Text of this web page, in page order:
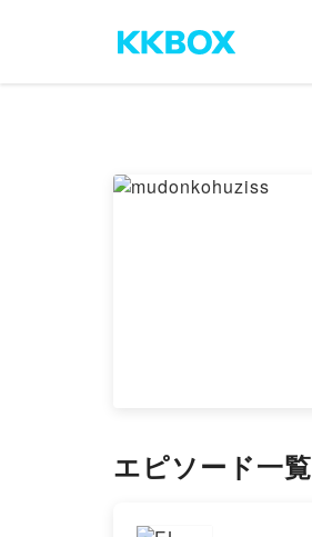
エピソード一覧